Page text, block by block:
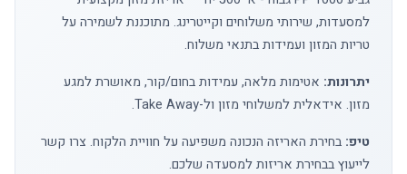
למסעדות, שירותי משלוחים וקייטרינג. מתוכננת לשמירה על
טריות המזון ועמידות בתנאי משלוח.
יתרונות: אטימות מלאה, עמידות בחום/קור, מאושרת למגע
מזון. אידאלית למשלוחי מזון ול-Take Away.
טיפ: בחירת האריזה הנכונה משפיעה על חוויית הלקוח. צרו קשר
לייעוץ בבחירת אריזות למסעדה שלכם.